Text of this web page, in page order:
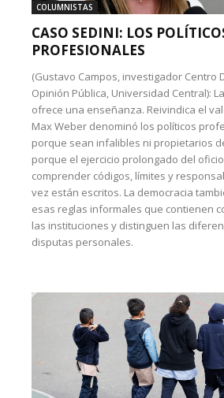
COLUMNISTAS
CASO SEDINI: LOS
PROFESIONALES
(Gustavo Campos, investigador Centro
Opinión Pública, Universidad Central):
ofrece una enseñanza. Reivindica el
Max Weber denominó los políticos
porque sean infalibles ni propietarios
porque el ejercicio prolongado del
comprender códigos, límites y
vez están escritos. La democracia
esas reglas informales que contienen
las instituciones y distinguen las
disputas personales.